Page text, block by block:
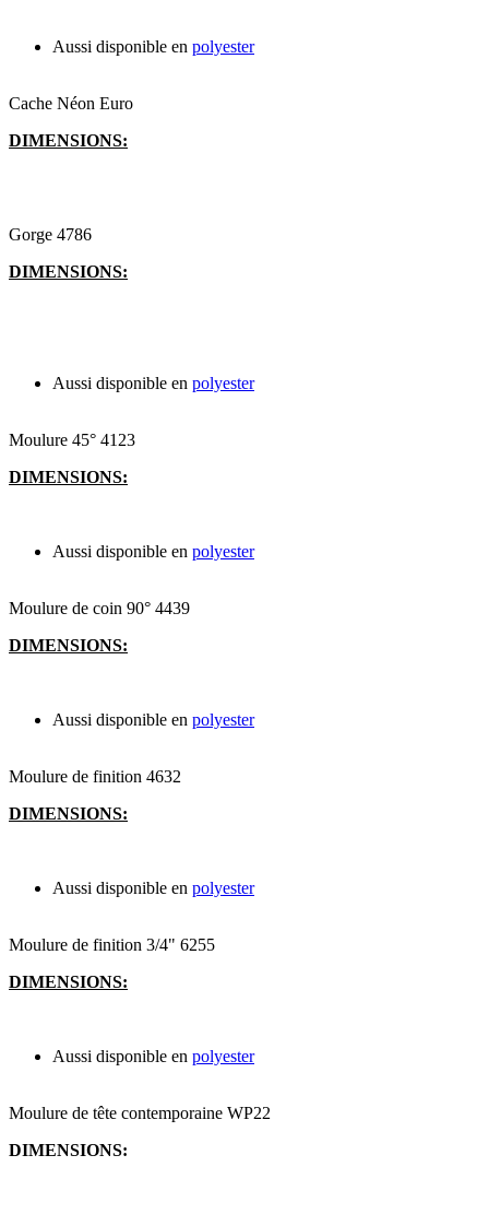
Aussi disponible en polyester
Cache Néon Euro
DIMENSIONS:
Gorge 4786
DIMENSIONS:
Aussi disponible en polyester
Moulure 45° 4123
DIMENSIONS:
Aussi disponible en polyester
Moulure de coin 90° 4439
DIMENSIONS:
Aussi disponible en polyester
Moulure de finition 4632
DIMENSIONS:
Aussi disponible en polyester
Moulure de finition 3/4" 6255
DIMENSIONS:
Aussi disponible en polyester
Moulure de tête contemporaine WP22
DIMENSIONS: